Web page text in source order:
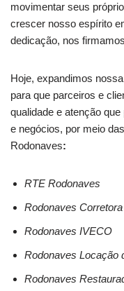
movimentar seus
crescer nosso espírito
dedicação, nos
Hoje, expandimos
para que parceiros e
qualidade e atenção
e negócios, por meio
Rodonaves:
RTE Rodonaves
Rodonaves
Rodonaves IVECO
Rodonaves Locação
Rodonaves